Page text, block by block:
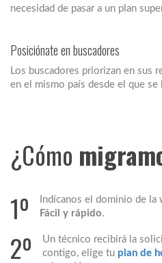
necesidad de pasar a un plan
Posiciónate en buscadores
Los buscadores priorizan en sus
en el mismo país desde el que se
¿Cómo
1º
Indícanos el dominio de
Fácil y rápido.
2º
Un técnico recibirá la
contigo, elige tu plan de